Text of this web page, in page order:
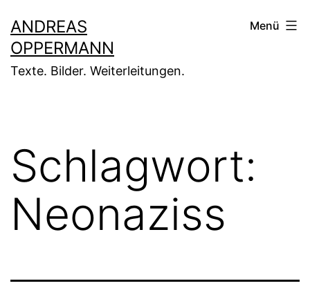
Inhalt
springen
ANDREAS
OPPERMANN
Texte. Bilder. Weiterleitungen.
Menü
Schlagwort:
Neonaziss